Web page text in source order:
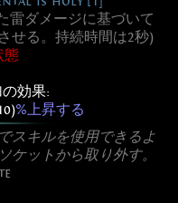
雷ダメージに基づいて
せる。持続時間は2秒)
態
効果:
%上昇する
スキルを使用できるよ
ケットから取り外す。